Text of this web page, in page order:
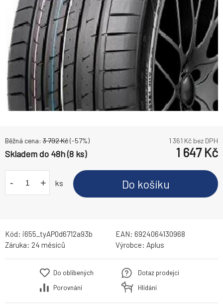
Běžná cena: 3 792Kč(-57%) 1 361 Kč bez DPH
Skladem do 48h (8 ks) 1 647Kč
- + ks Do košíku
Kód: i655_tyAP0d6712a93b EAN: 6924064130968
Záruka: 24 měsíců Výrobce: Aplus
Do oblíbených
Porovnání
Dotaz prodejci
Hlídání